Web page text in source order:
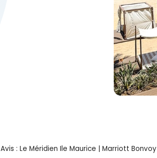
Avis : Le Méridien Ile Maurice | Marriott Bonvoy